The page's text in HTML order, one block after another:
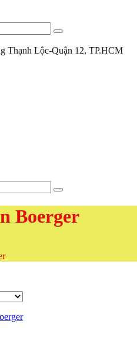
Thạnh Lộc-Quận 12, TP.HCM
Boerger